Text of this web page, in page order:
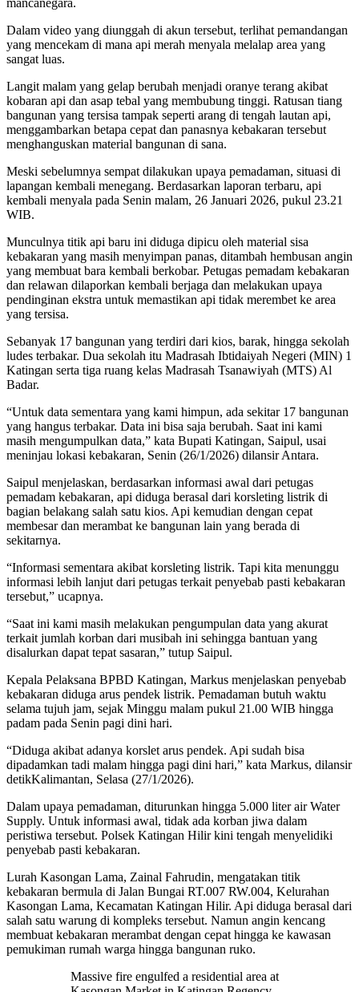
Dalam video yang diunggah di akun tersebut, terlihat pemandangan
yang mencekam di mana api merah menyala melalap area yang
sangat luas.
Langit malam yang gelap berubah menjadi oranye terang akibat
kobaran api dan asap tebal yang membubung tinggi. Ratusan tiang
bangunan yang tersisa tampak seperti arang di tengah lautan api,
menggambarkan betapa cepat dan panasnya kebakaran tersebut
menghanguskan material bangunan di sana.
​Meski sebelumnya sempat dilakukan upaya pemadaman, situasi di
lapangan kembali menegang. Berdasarkan laporan terbaru, api
kembali menyala pada Senin malam, 26 Januari 2026, pukul 23.21
WIB.
​Munculnya titik api baru ini diduga dipicu oleh material sisa
kebakaran yang masih menyimpan panas, ditambah hembusan angin
yang membuat bara kembali berkobar. Petugas pemadam kebakaran
dan relawan dilaporkan kembali berjaga dan melakukan upaya
pendinginan ekstra untuk memastikan api tidak merembet ke area
yang tersisa.
Sebanyak 17 bangunan yang terdiri dari kios, barak, hingga sekolah
ludes terbakar. Dua sekolah itu Madrasah Ibtidaiyah Negeri (MIN) 1
Katingan serta tiga ruang kelas Madrasah Tsanawiyah (MTS) Al
Badar.
“Untuk data sementara yang kami himpun, ada sekitar 17 bangunan
yang hangus terbakar. Data ini bisa saja berubah. Saat ini kami
masih mengumpulkan data,” kata Bupati Katingan, Saipul, usai
meninjau lokasi kebakaran, Senin (26/1/2026) dilansir Antara.
Saipul menjelaskan, berdasarkan informasi awal dari petugas
pemadam kebakaran, api diduga berasal dari korsleting listrik di
bagian belakang salah satu kios. Api kemudian dengan cepat
membesar dan merambat ke bangunan lain yang berada di
sekitarnya.
“Informasi sementara akibat korsleting listrik. Tapi kita menunggu
informasi lebih lanjut dari petugas terkait penyebab pasti kebakaran
tersebut,” ucapnya.
“Saat ini kami masih melakukan pengumpulan data yang akurat
terkait jumlah korban dari musibah ini sehingga bantuan yang
disalurkan dapat tepat sasaran,” tutup Saipul.
Kepala Pelaksana BPBD Katingan, Markus menjelaskan penyebab
kebakaran diduga arus pendek listrik. Pemadaman butuh waktu
selama tujuh jam, sejak Minggu malam pukul 21.00 WIB hingga
padam pada Senin pagi dini hari.
“Diduga akibat adanya korslet arus pendek. Api sudah bisa
dipadamkan tadi malam hingga pagi dini hari,” kata Markus, dilansir
detikKalimantan, Selasa (27/1/2026).
Dalam upaya pemadaman, diturunkan hingga 5.000 liter air Water
Supply. Untuk informasi awal, tidak ada korban jiwa dalam
peristiwa tersebut. Polsek Katingan Hilir kini tengah menyelidiki
penyebab pasti kebakaran.
Lurah Kasongan Lama, Zainal Fahrudin, mengatakan titik
kebakaran bermula di Jalan Bungai RT.007 RW.004, Kelurahan
Kasongan Lama, Kecamatan Katingan Hilir. Api diduga berasal dari
salah satu warung di kompleks tersebut. Namun angin kencang
membuat kebakaran merambat dengan cepat hingga ke kawasan
pemukiman rumah warga hingga bangunan ruko.
Massive fire engulfed a residential area at